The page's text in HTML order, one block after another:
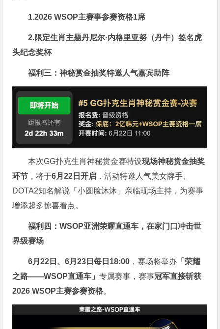
1.2026 WSOP主赛事参赛资格1席
2.限定生肖主题丹尼尔·内格里亚努（丹牛）签名虎
头纪念奖杯
福利三：神秘赏金抽奖特邀人气嘉宾助阵
本次GG扑克生肖神秘赏金赛特设现场神秘赏金抽奖
环节 ，将于6月22日开启 ，活动特邀人气美女牌手、
DOTA2知名解说「小圆脸沐沐」亲临现场主持，为赛事
增添超多惊喜看点。
福利四：WSOP亚洲荣耀直通车，在家门口冲击世
界级赛场
6月22日、6月23日每日18:00 ，赛场将举办 「荣耀
之路——WSOP直通车」专属赛事，赛事冠军直接斩获
2026 WSOP主赛参赛资格。